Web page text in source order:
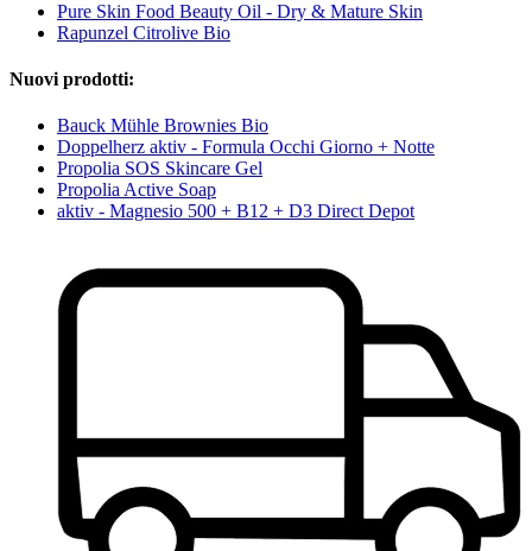
Pure Skin Food Beauty Oil - Dry & Mature Skin
Rapunzel Citrolive Bio
Nuovi prodotti:
Bauck Mühle Brownies Bio
Doppelherz aktiv - Formula Occhi Giorno + Notte
Propolia SOS Skincare Gel
Propolia Active Soap
aktiv - Magnesio 500 + B12 + D3 Direct Depot